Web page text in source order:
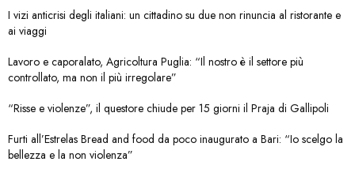
I vizi anticrisi degli italiani: un cittadino su due non rinuncia al ristorante e
ai viaggi
Lavoro e caporalato, Agricoltura Puglia: “Il nostro è il settore più
controllato, ma non il più irregolare”
“Risse e violenze”, il questore chiude per 15 giorni il Praja di Gallipoli
Furti all’Estrelas Bread and food da poco inaugurato a Bari: “Io scelgo la
bellezza e la non violenza”